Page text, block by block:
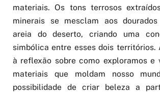
materiais. Os tons terrosos
minerais se mesclam aos
areia do deserto, criando uma
simbólica entre esses dois territórios.
à reflexão sobre como exploramos e
materiais que moldam nosso
possibilidade de criar beleza a